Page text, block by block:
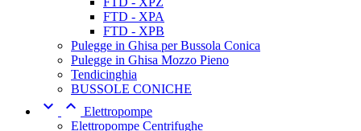
FTD - XPA
FTD - XPB
Pulegge in Ghisa per Bussola Conica
Pulegge in Ghisa Mozzo Pieno
Tendicinghia
BUSSOLE CONICHE
  Elettropompe
Elettropompe Centrifughe